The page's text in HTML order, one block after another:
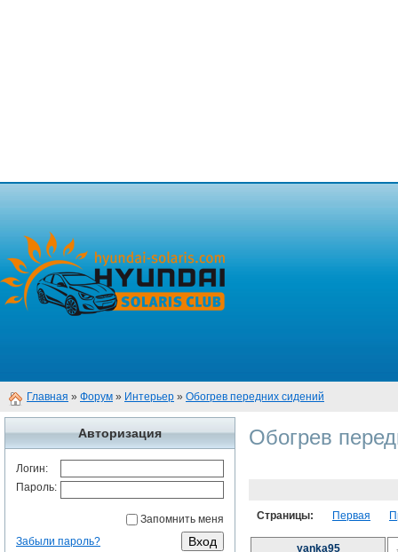
Главная » Форум » Интерьер » Обогрев передних сидений
Авторизация
Логин:
Пароль:
Запомнить меня
Забыли пароль?
Обогрев
Страницы: Первая
yanka95